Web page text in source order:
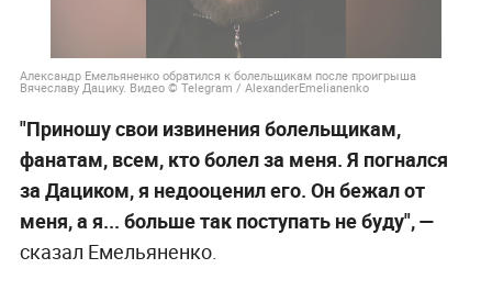
Александр Емельяненко обратился к болельщикам после проигрыша
Вячеславу Дацику. Видео © Telegram / AlexanderEmelianenko
"Приношу свои извинения болельщикам,
фанатам, всем, кто болел за меня. Я погнался
за Дациком, я недооценил его. Он бежал от
меня, а я... больше так поступать не буду", —
сказал Емельяненко.